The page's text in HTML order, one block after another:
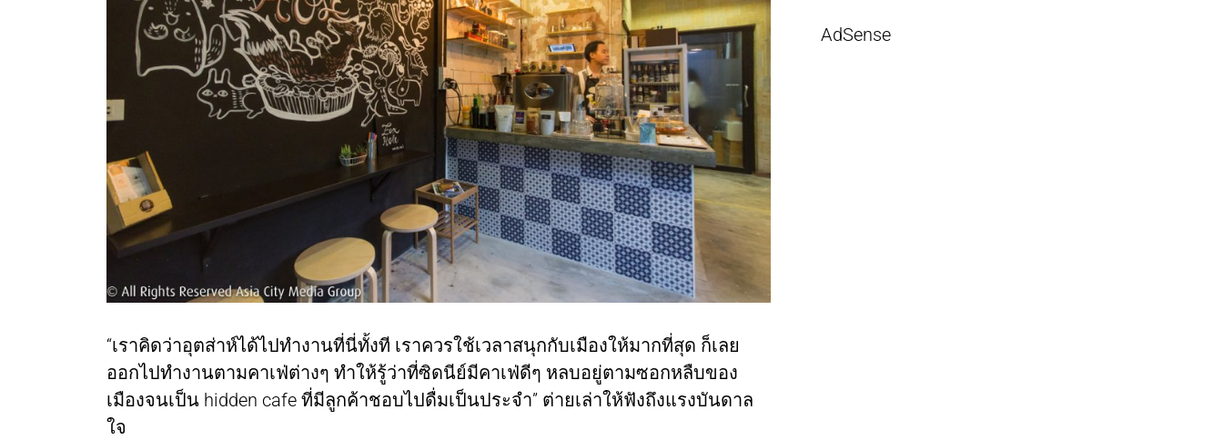
“เราคิดว่าอุตส่าห์ได้ไปทำงานที่นี่ทั้งที เราควรใช้เวลาสนุกกับเมืองให้มากที่สุด ก็เลย
ออกไปทำงานตามคาเฟ่ต่างๆ ทำให้รู้ว่าที่ซิดนีย์มีคาเฟ่ดีๆ หลบอยู่ตามซอกหลืบของ
เมืองจนเป็น hidden cafe ที่มีลูกค้าชอบไปดื่มเป็นประจำ” ต่ายเล่าให้ฟังถึงแรงบันดาล
ใจ
AdSense